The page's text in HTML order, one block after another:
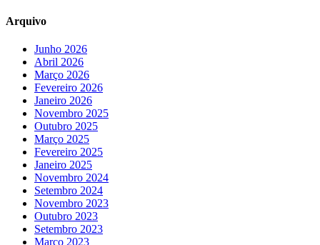
Arquivo
Junho 2026
Abril 2026
Março 2026
Fevereiro 2026
Janeiro 2026
Novembro 2025
Outubro 2025
Março 2025
Fevereiro 2025
Janeiro 2025
Novembro 2024
Setembro 2024
Novembro 2023
Outubro 2023
Setembro 2023
Março 2023